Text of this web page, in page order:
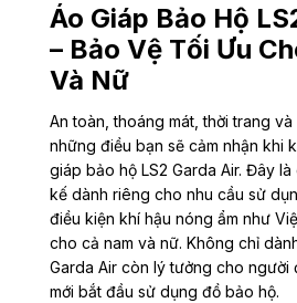
Áo Giáp Bảo Hộ
– Bảo Vệ Tối Ưu
Và Nữ
An toàn, thoáng mát, thời trang
những điều bạn sẽ cảm nhận khi
giáp bảo hộ LS2 Garda Air. Đây là
kế dành riêng cho nhu cầu sử
điều kiện khí hậu nóng ẩm như
cho cả nam và nữ. Không chỉ
Garda Air còn lý tưởng cho người
mới bắt đầu sử dụng đồ bảo hộ.